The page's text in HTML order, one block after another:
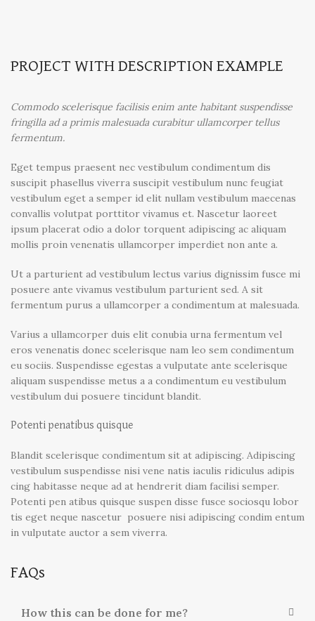
PROJECT WITH DESCRIPTION EXAMPLE
Commodo scelerisque facilisis enim ante habitant suspendisse
fringilla ad a primis malesuada curabitur ullamcorper tellus
fermentum.
Eget tempus praesent nec vestibulum condimentum dis
suscipit phasellus viverra suscipit vestibulum nunc feugiat
vestibulum eget a semper id elit nullam vestibulum maecenas
convallis volutpat porttitor vivamus et. Nascetur laoreet
ipsum placerat odio a dolor torquent adipiscing ac aliquam
mollis proin venenatis ullamcorper imperdiet non ante a.
Ut a parturient ad vestibulum lectus varius dignissim fusce mi
posuere ante vivamus vestibulum parturient sed. A sit
fermentum purus a ullamcorper a condimentum at malesuada.
Varius a ullamcorper duis elit conubia urna fermentum vel
eros venenatis donec scelerisque nam leo sem condimentum
eu sociis. Suspendisse egestas a vulputate ante scelerisque
aliquam suspendisse metus a a condimentum eu vestibulum
vestibulum dui posuere tincidunt blandit.
Potenti penatibus quisque
Blandit scelerisque condimentum sit at adipiscing. Adipiscing
vestibulum suspendisse nisi vene natis iaculis ridiculus adipis
cing habitasse neque ad at hendrerit diam facilisi semper.
Potenti pen atibus quisque suspen disse fusce sociosqu lobor
tis eget neque nascetur posuere nisi adipiscing condim entum
in vulputate auctor a sem viverra.
FAQs
How this can be done for me?